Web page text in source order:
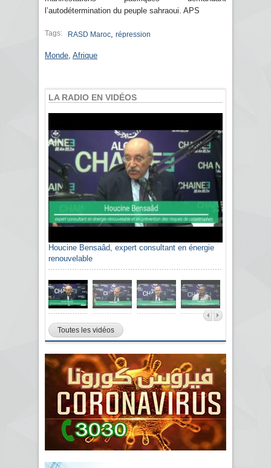
l’autodétermination du peuple sahraoui. APS
Tags: RASD Maroc répression
Monde Afrique
LA RADIO EN VIDÉOS
Houcine Bensaâd, expert consultant en énergie
renouvelable
Toutes les vidéos